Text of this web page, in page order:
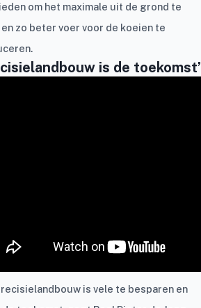
om het maximale uit de grond te
en zo beter voer voor de koeien te
is de toekomst’
is vele te besparen en